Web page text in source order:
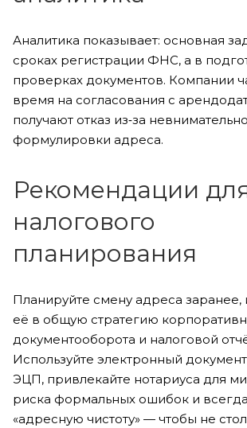
Аналитика показывает: основная
сроках регистрации ФНС, а в
проверках документов. Компании
время на согласования с
получают отказ из‑за
формулировки адреса.
Рекомендации
налогового
планирования
Планируйте смену адреса заранее,
её в общую стратегию
документооборота и налоговой
Используйте электронный
ЭЦП, привлекайте нотариуса для
риска формальных ошибок и
«адресную чистоту» — чтобы не